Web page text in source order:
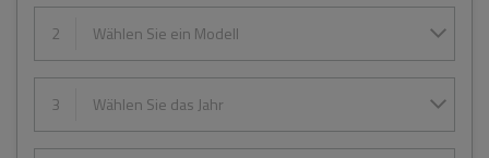
2 Wählen Sie ein Modell
3 Wählen Sie das Jahr